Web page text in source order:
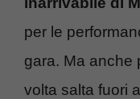
per le
gara. Ma anche
volta salta fuori